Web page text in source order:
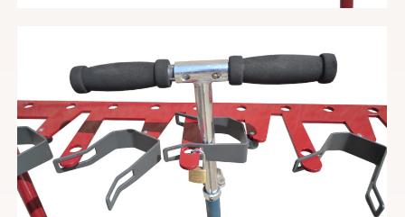
He leído y acepto lapolítica de privacidad *
Enviar